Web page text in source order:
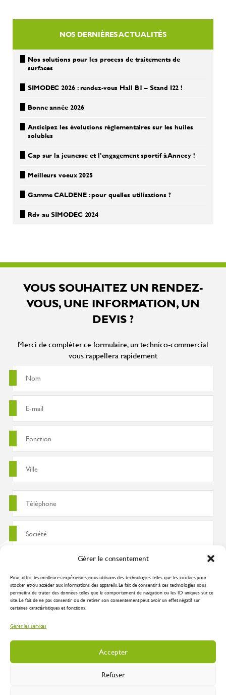
Gérer le consentement
Pour offrir les meilleures expériences, nous utilisons des technologies telles que les cookies pour
stocker et/ou accéder aux informations des appareils. Le fait de consentir à ces technologies nous
permettra de traiter des données telles que le comportement de navigation ou les ID uniques sur ce
site. Le fait de ne pas consentir ou de retirer son consentement peut avoir un effet négatif sur
certaines caractéristiques et fonctions.
Gérer les services
Accepter
Refuser
NOS DERNIÈRES ACTUALITÉS
Nos solutions pour les process de traitements de
surfaces
SIMODEC 2026 : rendez-vous Hall B1 – Stand I22 !
Bonne année 2026
Anticipez les évolutions réglementaires sur les huiles
solubles
Cap sur la jeunesse et l’engagement sportif à Annecy !
Meilleurs voeux 2025
Gamme CALDENE : pour quelles utilisations ?
Rdv au SIMODEC 2024
VOUS SOUHAITEZ UN RENDEZ-
VOUS, UNE INFORMATION, UN
DEVIS ?
Merci de compléter ce formulaire, un technico-commercial
vous rappellera rapidement
J'accepte que ces données soient utilisées pour traiter ma demande